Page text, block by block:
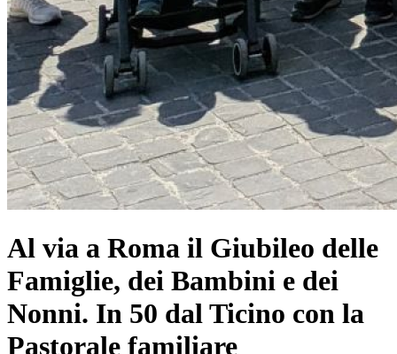
Al via a Roma il Giubileo delle
Famiglie, dei Bambini e dei
Nonni. In 50 dal Ticino con la
Pastorale familiare